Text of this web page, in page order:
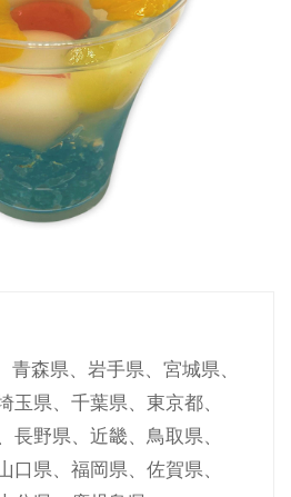
青森県、岩手県、宮城県、
玉県、千葉県、東京都、
長野県、近畿、鳥取県、
口県、福岡県、佐賀県、